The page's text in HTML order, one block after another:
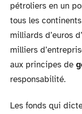
pétroliers en un
tous les
milliards d’euros
milliers
aux principes de
responsabilité.
Les fonds qui